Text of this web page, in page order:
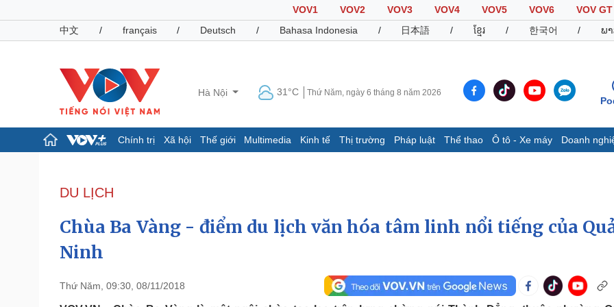
VOV1 VOV2 VOV3 VOV4 VOV5 VOV6
VOV GT
中文
/ français / Deutsch / Bahasa Indonesia / 日本語 / ខ្មែរ / 한국어 / ພ
Hà Nội 31°C Thứ Năm, ngày 6 tháng 8 năm 2026
Chính trị Xã hội Thế giới Multimedia Kinh tế Thị trường Pháp luật Thể thao Ô tô - Xe máy Doanh
Đảng
Tổ chức nhân sự
Nhận diện sự thật
Giáo dục
Dấu ấn VOV
E-Magazine
Infographic
Pháp luật
Thể thao
Ô tô - Xe máy
DU LỊCH
Chùa Ba Vàng - điểm du lịch văn hóa tâm linh nổi tiếng của
Ninh
Thứ Năm, 09:30, 08/11/2018